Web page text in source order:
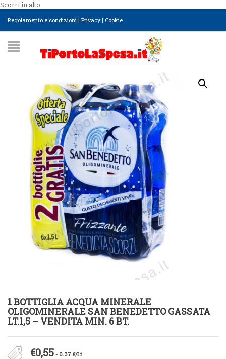
Scorri in alto
Regolamento e condizioni | Privacy| Cookie
1 BOTTIGLIA ACQUA MINERALE
OLIGOMINERALE SAN BENEDETTO GASSATA
LT.1,5 – VENDITA MIN. 6 BT.
€0,55 - 0.37 €/Lt